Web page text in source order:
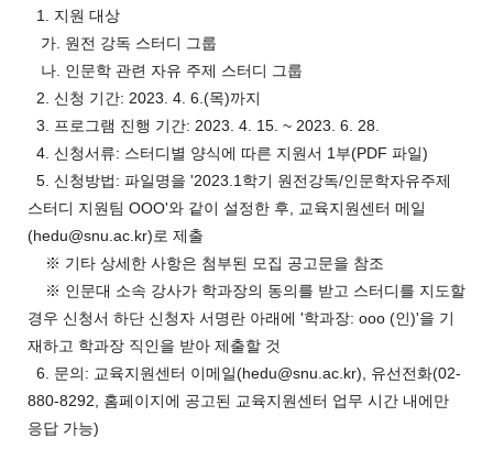
1. 지원 대상
가. 원전 강독 스터디 그룹
나. 인문학 관련 자유 주제 스터디 그룹
2. 신청 기간: 2023. 4. 6.(목)까지
3. 프로그램 진행 기간: 2023. 4. 15. ~ 2023. 6. 28.
4. 신청서류: 스터디별 양식에 따른 지원서 1부(PDF 파일)
5. 신청방법: 파일명을 '2023.1학기 원전강독/인문학자유주제
스터디 지원팀 OOO'와 같이 설정한 후, 교육지원센터 메일
(hedu@snu.ac.kr)로 제출
※ 기타 상세한 사항은 첨부된 모집 공고문을 참조
※ 인문대 소속 강사가 학과장의 동의를 받고 스터디를 지도할
경우 신청서 하단 신청자 서명란 아래에 '학과장: ooo (인)'을 기
재하고 학과장 직인을 받아 제출할 것
6. 문의: 교육지원센터 이메일(hedu@snu.ac.kr), 유선전화(02-
880-8292, 홈페이지에 공고된 교육지원센터 업무 시간 내에만
응답 가능)